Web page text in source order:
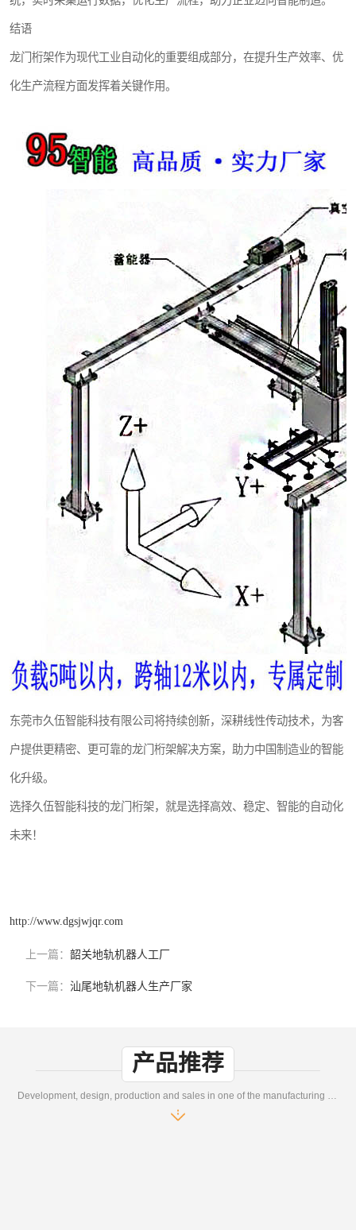
结语
龙门桁架作为现代工业自动化的重要组成部分，在提升生产效率、优
化生产流程方面发挥着关键作用。
东莞市久伍智能科技有限公司将持续创新，深耕线性传动技术，为客
户提供更精密、更可靠的龙门桁架解决方案，助力中国制造业的智能
化升级。
选择久伍智能科技的龙门桁架，就是选择高效、稳定、智能的自动化
未来！
http://www.dgsjwjqr.com
上一篇： 韶关地轨机器人工厂
下一篇： 汕尾地轨机器人生产厂家
产品推荐
Development, design, production and sales in one of the manufacturing enterprises